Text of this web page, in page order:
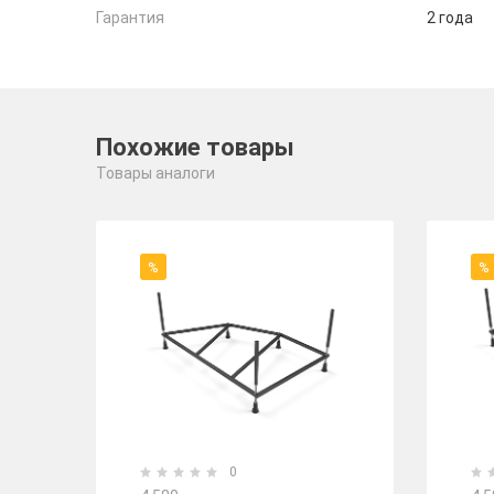
Гарантия 2 года
Похожие товары
Товары аналоги
%
0
%